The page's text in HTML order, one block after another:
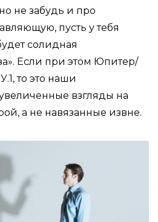
не забудь и про
пусть у тебя
солидная
Если при этом Юпитер/
то это наши
взгляды на
а не навязанные извне.